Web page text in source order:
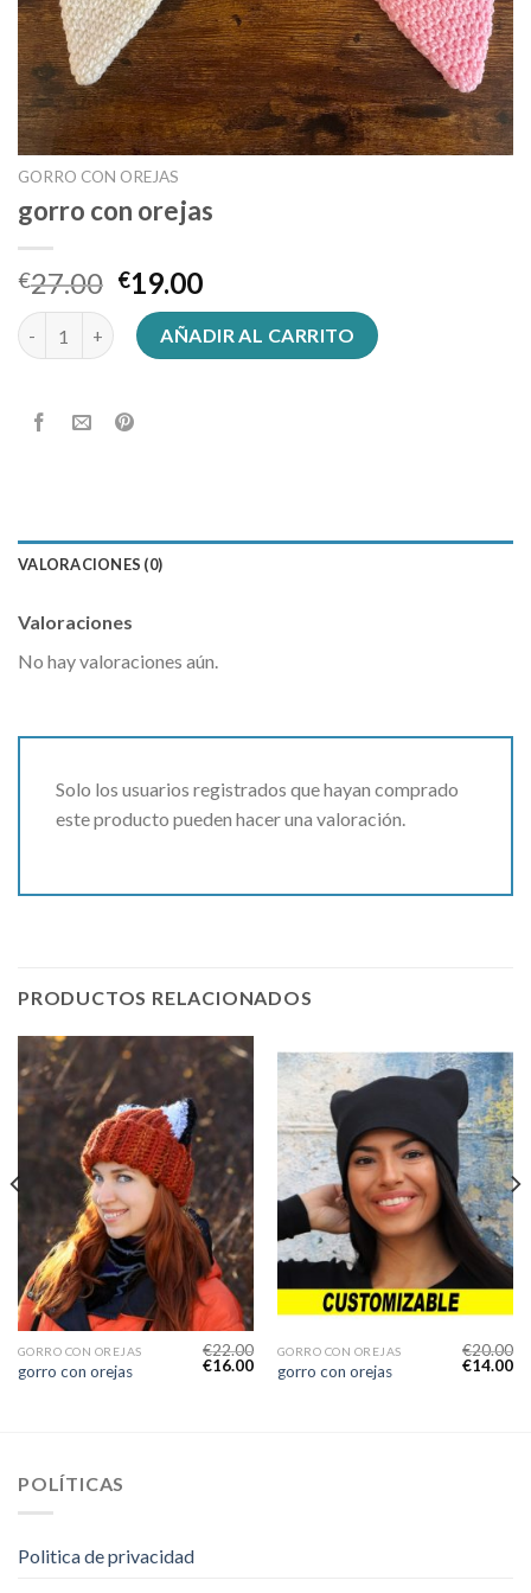
GORRO CON OREJAS
gorro con orejas
€27.00 €19.00
gorro con orejas cantidadAÑADIR AL CARRITO
VALORACIONES (0)
Valoraciones
No hay valoraciones aún.
Solo los usuarios registrados que hayan comprado
este producto pueden hacer una valoración.
PRODUCTOS RELACIONADOS
GORRO CON OREJAS
gorro con orejas
€22.00
€16.00
GORRO CON OREJAS
gorro con orejas
€20.00
€14.00
POLÍTICAS
Politica de privacidad